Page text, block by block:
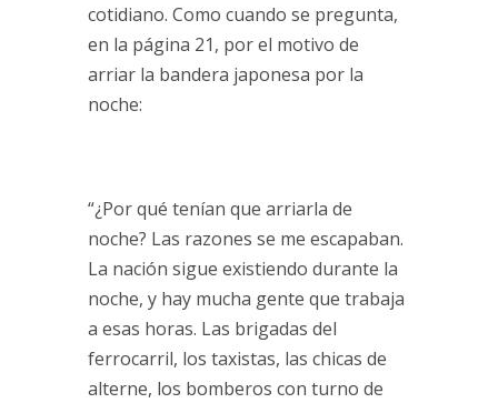
cotidiano. Como cuando se pregunta,
en la página 21, por el motivo de
arriar la bandera japonesa por la
noche:
“¿Por qué tenían que arriarla de
noche? Las razones se me escapaban.
La nación sigue existiendo durante la
noche, y hay mucha gente que trabaja
a esas horas. Las brigadas del
ferrocarril, los taxistas, las chicas de
alterne, los bomberos con turno de